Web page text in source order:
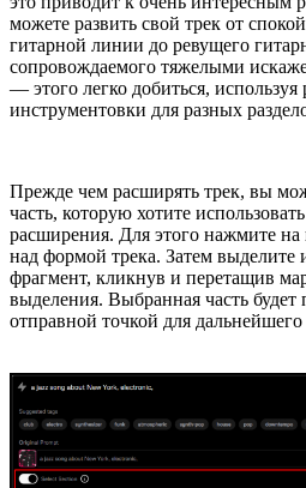
можете развить свой трек от
гитарной линии до ревущего
сопровождаемого тяжелыми
— этого легко добиться,
инструментовки для разных
Прежде чем расширять трек, вы
часть, которую хотите
расширения. Для этого нажмите
над формой трека. Затем выделите
фрагмент, кликнув и перетащив
выделения. Выбранная часть будет
отправной точкой для